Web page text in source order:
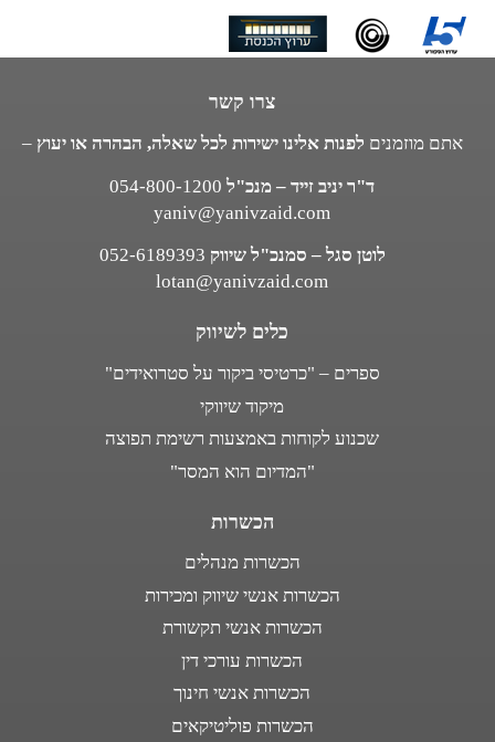
צרו קשר
אתם מוזמנים לפנות אלינו ישירות לכל שאלה, הבהרה או יעוץ –
ד"ר יניב זייד – מנכ"ל 054-800-1200
yaniv@yanivzaid.com
לוטן סגל – סמנכ"ל שיווק 052-6189393
lotan@yanivzaid.com
כלים לשיווק
ספרים – "כרטיסי ביקור על סטרואידים"
מיקוד שיווקי
שכנוע לקוחות באמצעות רשימת תפוצה
"המדיום הוא המסר"
הכשרות
הכשרות מנהלים
הכשרות אנשי שיווק ומכירות
הכשרות אנשי תקשורת
הכשרות עורכי דין
הכשרות אנשי חינוך
הכשרות פוליטיקאים